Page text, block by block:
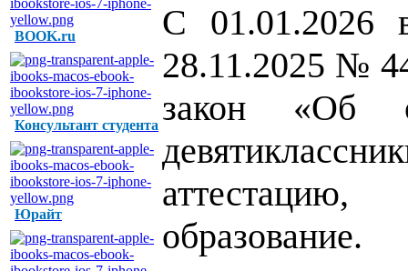
BOOK.ru
Консультант студента
Юрайт
С 01.01.2026
28.11.2025 №
закон «Об
образование.